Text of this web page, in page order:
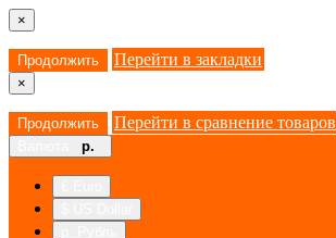
×
Продолжить Перейти в закладки
×
Продолжить Перейти в сравнение товаров
р.